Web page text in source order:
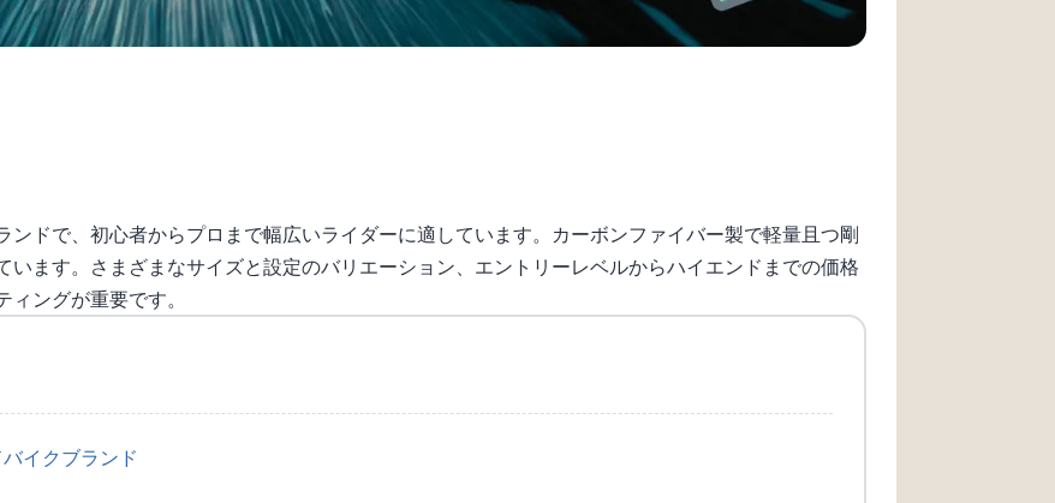
ンドで、初心者からプロまで幅広いライダーに適しています。カーボンファイバー製で軽量且つ剛
ます。さまざまなサイズと設定のバリエーション、エントリーレベルからハイエンドまでの価格
ングが重要です。
イクブランド